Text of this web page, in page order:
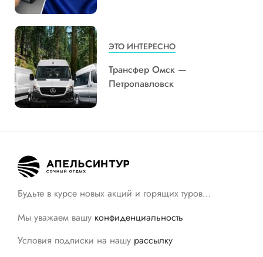
ЭТО ИНТЕРЕСНО
Трансфер Омск —
Петропавловск
Будьте в курсе новых акций и горящих туров…
Мы уважаем вашу конфиденциальность
Условия подписки на нашу рассылку